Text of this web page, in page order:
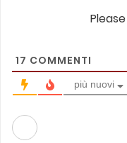
17 COMMENTI
più nuovi